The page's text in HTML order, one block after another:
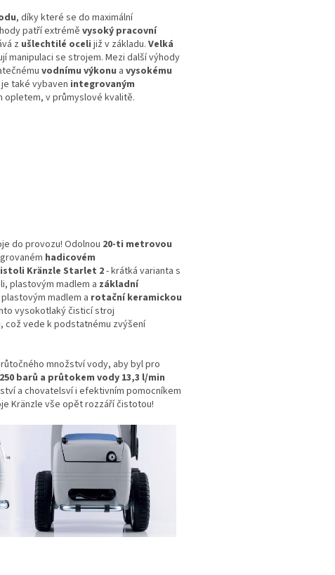
, díky které se do maximální
patří extrémě vysoký pracovní
z ušlechtilé oceli již v základu. Velká
manipulaci se strojem. Mezi další výhody
vodnímu výkonu a vysokému
také vybaven integrovaným
v průmyslové kvalitě.
do provozu! Odolnou 20-ti metrovou
hadicovém
Kränzle Starlet 2- krátká varianta s
plastovým madlem a základní
madlem a rotační keramickou
vysokotlaký čisticí stroj
vede k podstatnému zvýšení
množství vody, aby byl pro
barů a průtokem vody 13,3 l/min
a chovatelsví i efektivním pomocníkem
Kränzle vše opět rozzáří čistotou!